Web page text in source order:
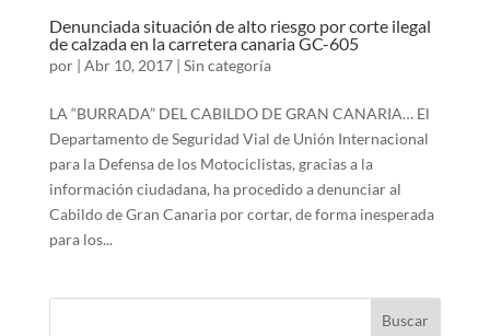
Denunciada situación de alto riesgo por corte ilegal
de calzada en la carretera canaria GC-605
por | Abr 10, 2017| Sin categoría
LA “BURRADA” DEL CABILDO DE GRAN CANARIA… El
Departamento de Seguridad Vial de Unión Internacional
para la Defensa de los Motociclistas, gracias a la
información ciudadana, ha procedido a denunciar al
Cabildo de Gran Canaria por cortar, de forma inesperada
para los...